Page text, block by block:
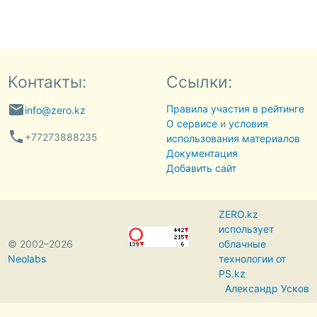
Контакты:
emailinfo@zero.kz
phone +77273888235
Ссылки:
Правила участия в рейтинге
О сервисеи условия
использования материалов
Документация
Добавить сайт
© 2002–2026
Neolabs
ZERO.kz
использует
облачные
технологии от
PS.kz
Александр Усков